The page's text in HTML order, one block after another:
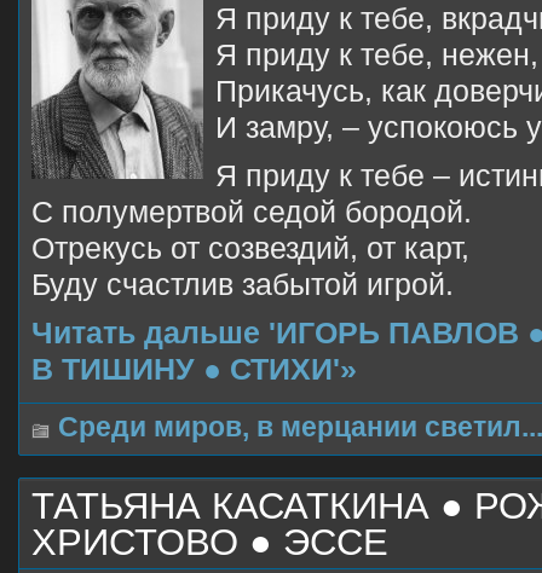
Я приду к тебе,
Я приду к тебе,
Прикачусь, как
И замру, – успокоюсь
Я приду к тебе –
С полумертвой седой бородой.
Отрекусь от созвездий, от карт,
Буду счастлив забытой игрой.
Читать дальше 'ИГОРЬ
В ТИШИНУ ● СТИХИ'»
Среди миров, в мерцании светил...
ТАТЬЯНА КАСАТКИНА ●
ХРИСТОВО ● ЭССЕ